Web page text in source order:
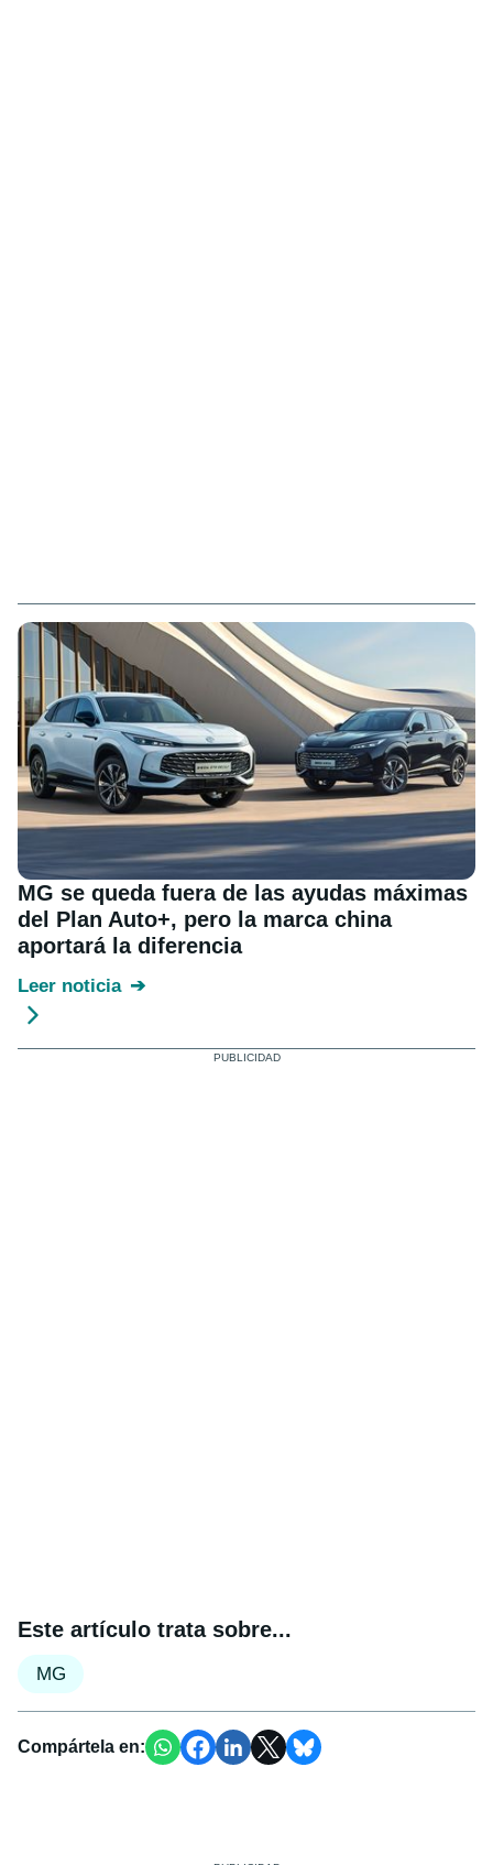
MG se queda fuera de las ayudas máximas
del Plan Auto+, pero la marca china
aportará la diferencia
Leer noticia
Este artículo trata sobre...
MG
Compártela en: